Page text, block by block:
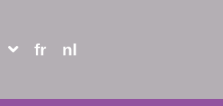
fr nl